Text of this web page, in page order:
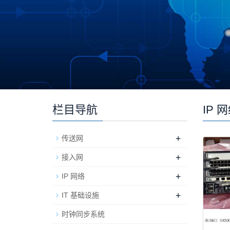
IP
栏目导航
传送网 +
接入网 +
IP 网络 +
IT 基础设施 +
时钟同步系统